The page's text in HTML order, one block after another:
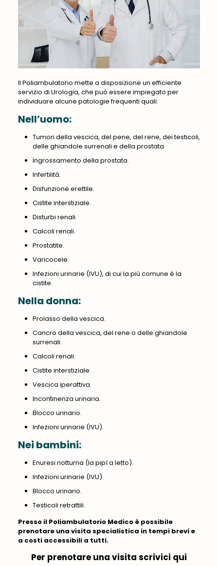
Il Poliambulatorio mette a disposizione un efficiente
servizio di Urologia, che può essere impiegato per
individuare alcune patologie frequenti quali:
Nell’uomo:
Tumori della vescica, del pene, del rene, dei testicoli,
delle ghiandole surrenali e della prostata
Ingrossamento della prostata.
Infertilità.
Disfunzione erettile.
Cistite interstiziale.
Disturbi renali.
Calcoli renali.
Prostatite.
Varicocele.
Infezioni urinarie (IVU), di cui la più comune è la
cistite.
Nella donna:
Prolasso della vescica.
Cancro della vescica, del rene o delle ghiandole
surrenali.
Calcoli renali.
Cistite interstiziale.
Vescica iperattiva.
Incontinenza urinaria.
Blocco urinario.
Infezioni urinarie (IVU).
Nei bambini:
Enuresi notturna (la pipì a letto).
Infezioni urinarie (IVU).
Blocco urinario.
Testicoli retrattili.
Presso il Poliambulatorio Medico è possibile
prenotare una visita specialistica in tempi brevi e
a costi accessibili a tutti.
Per prenotare una visita scrivici qui